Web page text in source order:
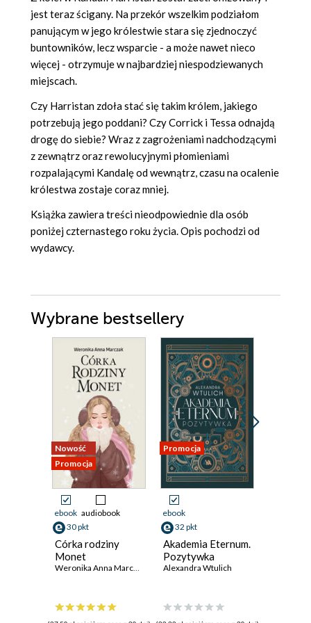
jest teraz ścigany. Na przekór wszelkim podziałom
panującym w jego królestwie stara się zjednoczyć
buntowników, lecz wsparcie - a może nawet nieco
więcej - otrzymuje w najbardziej niespodziewanych
miejscach.
Czy Harristan zdoła stać się takim królem, jakiego
potrzebują jego poddani? Czy Corrick i Tessa odnajdą
drogę do siebie? Wraz z zagrożeniami nadchodzącymi
z zewnątrz oraz rewolucyjnymi płomieniami
rozpalającymi Kandalę od wewnątrz, czasu na ocalenie
królestwa zostaje coraz mniej.
Książka zawiera treści nieodpowiednie dla osób
poniżej czternastego roku życia. Opis pochodzi od
wydawcy.
Wybrane bestsellery
Nowość
Promocja
ebook audiobook
30 pkt
Córka rodziny
Monet
Promocja
ebook
32 pkt
Akademia Eternum.
Pozytywka
Alexandra Wtulich